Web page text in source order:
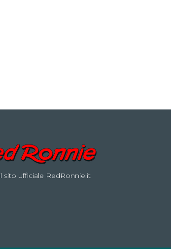
sito ufficiale RedRonnie.it